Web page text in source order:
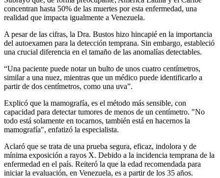
concentran hasta 50% de las muertes por esta enfermedad, una
realidad que impacta igualmente a Venezuela.
A pesar de las cifras, la Dra. Bustos hizo hincapié en la importancia
del autoexamen para la detección temprana. Sin embargo, estableció
una crucial diferencia en el tamaño de las anomalías detectables.
“Una paciente puede notar un bulto de unos cuatro centímetros,
similar a una nuez, mientras que un médico puede identificarlo a
partir de dos centímetros, como una uva”.
Explicó que la mamografía, es el método más sensible, con
capacidad para detectar tumores de menos de un centímetro. "No
todo está solamente en tocarnos, también está en hacernos la
mamografía", enfatizó la especialista.
Aclaró que se trata de una prueba segura, eficaz, indolora y de
mínima exposición a rayos X. Debido a la incidencia temprana de la
enfermedad en el país. Reiteró la que la edad recomendada para
iniciar la evaluación, en Venezuela, es a partir de los 35 años.